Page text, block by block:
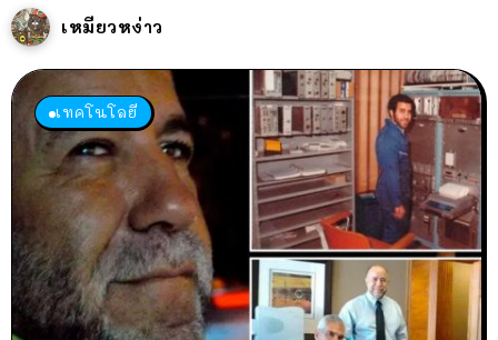
เหมียวหง่าว
เทคโนโลยี